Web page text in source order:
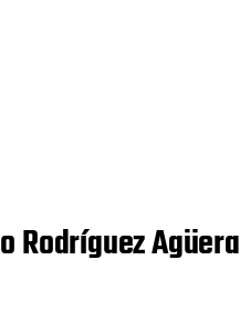
Rodríguez Agüera